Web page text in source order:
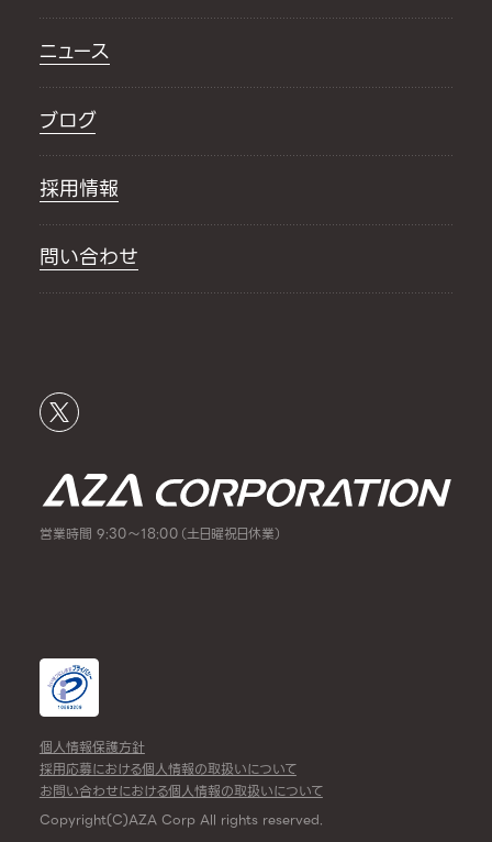
ニュース
ブログ
採用情報
問い合わせ
営業時間 9:30～18:00（土日曜祝日休業）
個人情報保護方針
採用応募における個人情報の取扱いについて
お問い合わせにおける個人情報の取扱いについて
Copyright(C)AZA Corp All rights reserved.